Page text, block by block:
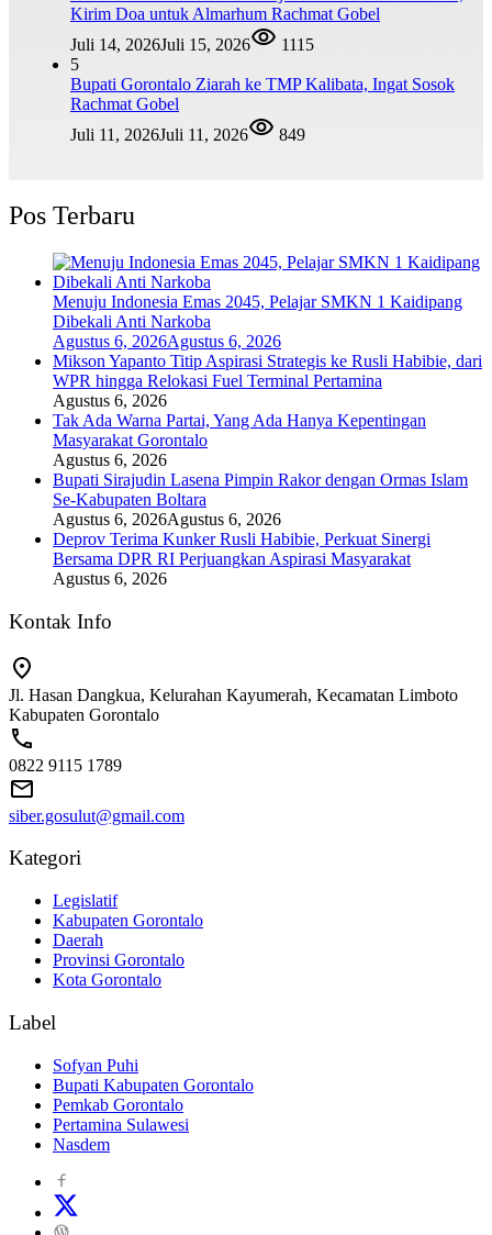
Kirim Doa untuk Almarhum Rachmat Gobel
Juli 14, 2026Juli 15, 2026
1115
5
Bupati Gorontalo Ziarah ke TMP Kalibata, Ingat Sosok
Rachmat Gobel
Juli 11, 2026Juli 11, 2026 849
Pos Terbaru
Menuju Indonesia Emas 2045, Pelajar SMKN 1 Kaidipang
Dibekali Anti Narkoba
Agustus 6, 2026Agustus 6, 2026
Mikson Yapanto Titip Aspirasi Strategis ke Rusli Habibie, dari
WPR hingga Relokasi Fuel Terminal Pertamina
Agustus 6, 2026
Tak Ada Warna Partai, Yang Ada Hanya Kepentingan
Masyarakat Gorontalo
Agustus 6, 2026
Bupati Sirajudin Lasena Pimpin Rakor dengan Ormas Islam
Se-Kabupaten Boltara
Agustus 6, 2026Agustus 6, 2026
Deprov Terima Kunker Rusli Habibie, Perkuat Sinergi
Bersama DPR RI Perjuangkan Aspirasi Masyarakat
Agustus 6, 2026
Kontak Info
Jl. Hasan Dangkua, Kelurahan Kayumerah, Kecamatan Limboto
Kabupaten Gorontalo
0822 9115 1789
siber.gosulut@gmail.com
Kategori
Legislatif
Kabupaten Gorontalo
Daerah
Provinsi Gorontalo
Kota Gorontalo
Label
Sofyan Puhi
Bupati Kabupaten Gorontalo
Pemkab Gorontalo
Pertamina Sulawesi
Nasdem